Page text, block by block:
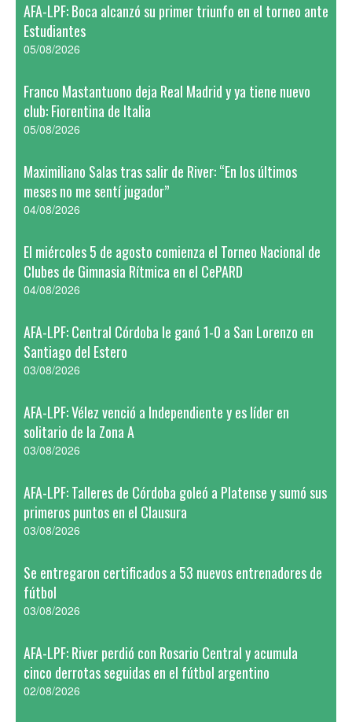
AFA-LPF: Boca alcanzó su primer triunfo en el torneo ante
Estudiantes
05/08/2026
Franco Mastantuono deja Real Madrid y ya tiene nuevo
club: Fiorentina de Italia
05/08/2026
Maximiliano Salas tras salir de River: “En los últimos
meses no me sentí jugador”
04/08/2026
El miércoles 5 de agosto comienza el Torneo Nacional de
Clubes de Gimnasia Rítmica en el CePARD
04/08/2026
AFA-LPF: Central Córdoba le ganó 1-0 a San Lorenzo en
Santiago del Estero
03/08/2026
AFA-LPF: Vélez venció a Independiente y es líder en
solitario de la Zona A
03/08/2026
AFA-LPF: Talleres de Córdoba goleó a Platense y sumó sus
primeros puntos en el Clausura
03/08/2026
Se entregaron certificados a 53 nuevos entrenadores de
fútbol
03/08/2026
AFA-LPF: River perdió con Rosario Central y acumula
cinco derrotas seguidas en el fútbol argentino
02/08/2026